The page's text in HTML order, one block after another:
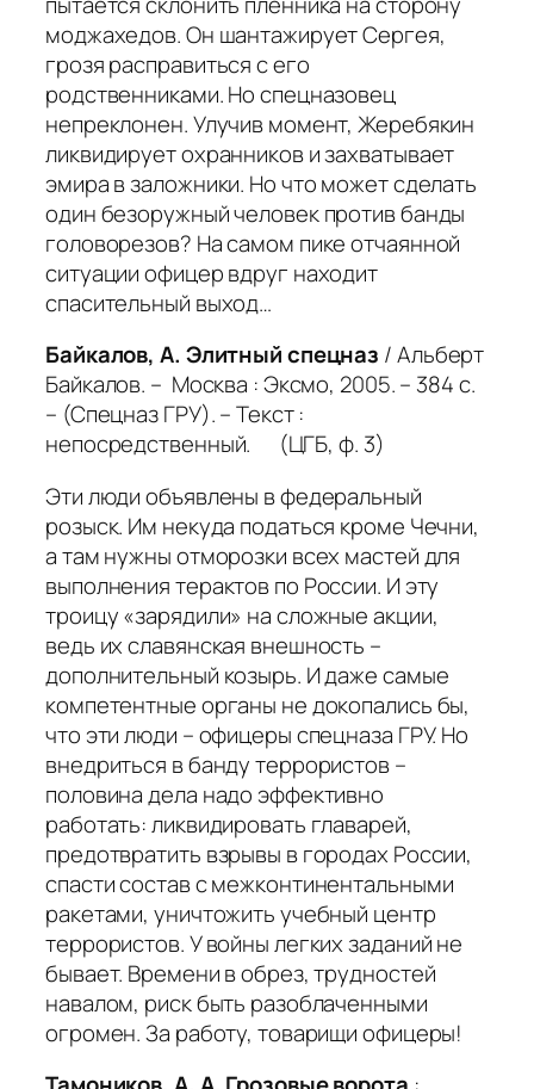
моджахедов. Он шантажирует Сергея,
грозя расправиться с его
родственниками. Но спецназовец
непреклонен. Улучив момент, Жеребякин
ликвидирует охранников и захватывает
эмира в заложники. Но что может сделать
один безоружный человек против банды
головорезов? На самом пике отчаянной
ситуации офицер вдруг находит
спасительный выход…
Байкалов, А. Элитный спецназ / Альберт
Байкалов. – Москва : Эксмо, 2005. – 384 с.
– (Спецназ ГРУ). – Текст :
непосредственный. (ЦГБ, ф. 3)
Эти люди объявлены в федеральный
розыск. Им некуда податься кроме Чечни,
а там нужны отморозки всех мастей для
выполнения терактов по России. И эту
троицу «зарядили» на сложные акции,
ведь их славянская внешность –
дополнительный козырь. И даже самые
компетентные органы не докопались бы,
что эти люди – офицеры спецназа ГРУ. Но
внедриться в банду террористов –
половина дела надо эффективно
работать: ликвидировать главарей,
предотвратить взрывы в городах России,
спасти состав с межконтинентальными
ракетами, уничтожить учебный центр
террористов. У войны легких заданий не
бывает. Времени в обрез, трудностей
навалом, риск быть разоблаченными
огромен. За работу, товарищи офицеры!